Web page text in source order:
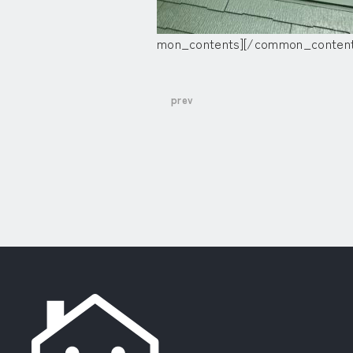
mon_contents][/
prev